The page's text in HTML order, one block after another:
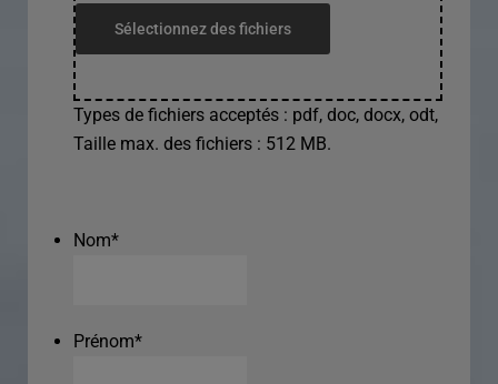
Sélectionnez des fichiers
Types de fichiers acceptés : pdf, doc, docx, odt,
Taille max. des fichiers : 512 MB.
Nom*
Prénom*